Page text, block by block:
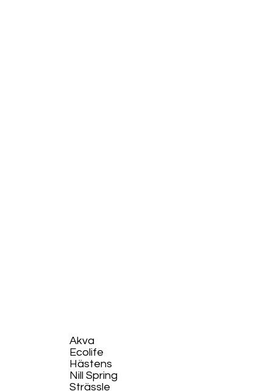
Akva
Ecolife​
Hästens
Nill Spring
Strässle